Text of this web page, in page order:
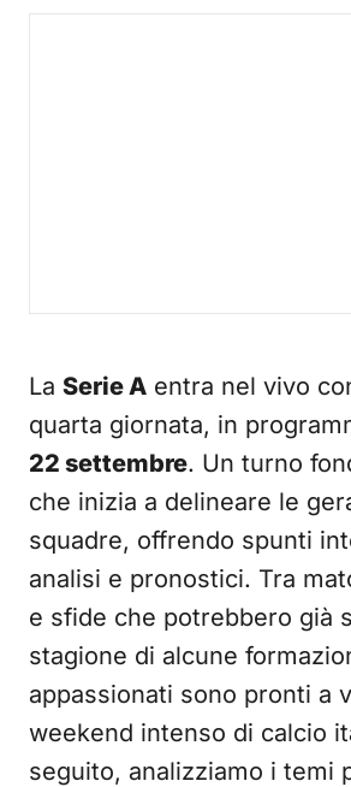
La Serie A entra nel vivo
quarta giornata, in
22 settembre. Un turno
che inizia a delineare le
squadre, offrendo spunti
analisi e pronostici. Tra
e sfide che potrebbero già
stagione di alcune
appassionati sono pronti a
weekend intenso di calcio
seguito, analizziamo i temi